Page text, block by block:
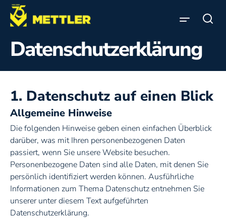
Direkt zum Inhalt
Leinfelden-Echterdingen
Sonnenschutz
Markisen
Jalousien
Innensonnenschutz
Unternehmen
Stellenangebote
Reparaturdienst
Newsletter
Datenschutzerklärung
1. Datenschutz auf einen Blick
Allgemeine Hinweise
Die folgenden Hinweise geben einen einfachen Überblick
darüber, was mit Ihren personenbezogenen Daten
passiert, wenn Sie unsere Website besuchen.
Personenbezogene Daten sind alle Daten, mit denen Sie
persönlich identifiziert werden können. Ausführliche
Informationen zum Thema Datenschutz entnehmen Sie
unserer unter diesem Text aufgeführten
Datenschutzerklärung.